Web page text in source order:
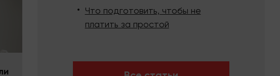
Что подготовить, чтобы не
платить за простой